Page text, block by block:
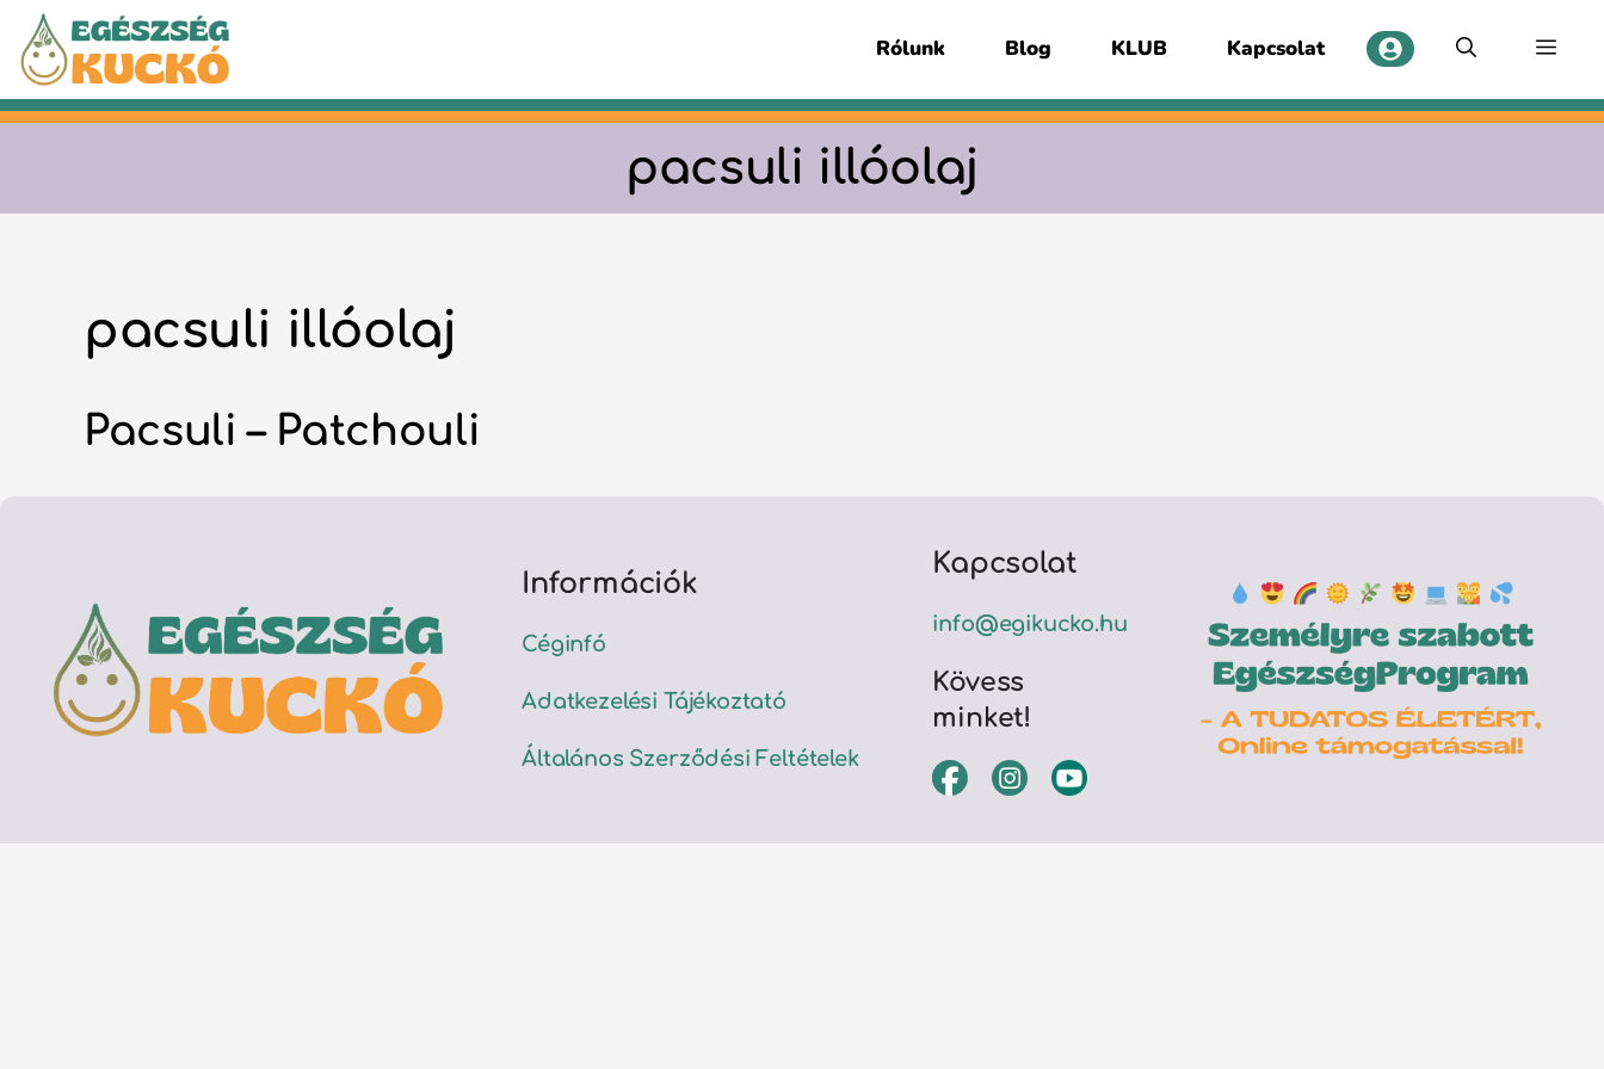
Kilépés
tartalomba
Rólunk Blog KLUB Kapcsolat
pacsuli illóolaj
pacsuli illóolaj
Pacsuli – Patchouli
Információk
Céginfó
Adatkezelési Tájékoztató
Általános Szerződési Feltételek
Kapcsolat
info@egikucko.hu
Kövess
minket!